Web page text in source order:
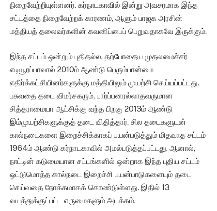
நிறைவேற்றியுள்ளனர். கர்நாடகாவில் இன்று அவசரமாக இந்த
சட்டத்தை நிறைவேற்றக் காரணம், ஆளும் பாஜக அரசின்
மத்தியத் தலைவர்களின் கவனிப்பைப் பெறுவதாகவே இருக்கும்.
இந்த சட்டம் ஒன்றும் புதிதல்ல. தற்போதைய முதலமைச்சர்
எடியூரப்பாவால் 2010ம் ஆண்டு பெரும்பான்மை
எதிர்க்கட்சியினர்களுக்கு மத்தியிலும் முயற்சி செய்யப்பட்டது.
பசுவதை தடை விமர்சகரும், பார்ப்பனரல்லாதவருமான
சித்தராமையா ஆட்சிக்கு வந்த பிறகு 2013ம் ஆண்டு
இம்முயற்சிகளுக்குத் தடை விதித்தார். சில தடைகளுடன்
கால்நடைகளை இறைச்சிக்காகப் பயன்படுத்தும் மிதவாத சட்டம்
1964ம் ஆண்டு கர்நாடகாவில் அமல்படுத்தப்பட்டது. ஆனால்,
நாட்டின் கடுமையான சட்டங்களில் ஒன்றாக இந்த புதிய சட்டம்
ஒட்டுமொத்த கால்நடை இறைச்சி பயன்பாடுகளையும் தடை
செய்வதை நோக்கமாகக் கொண்டுள்ளது. இதில் 13
வயத்துக்குட்பட்ட எருமைகளும் அடக்கம்.